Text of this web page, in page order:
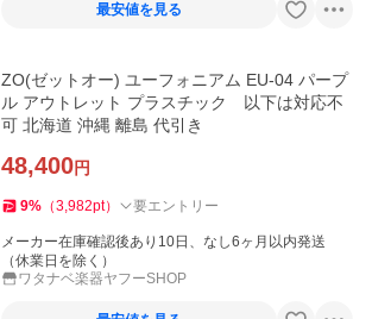
最安値を見る
ZO(ゼットオー) ユーフォニアム EU-04 パープ
ル アウトレット プラスチック 以下は対応不
可 北海道 沖縄 離島 代引き
48,400円
9% （3,982pt） 要エントリー
メーカー在庫確認後あり10日、なし6ヶ月以内発送
（休業日を除く）
ワタナベ楽器ヤフーSHOP